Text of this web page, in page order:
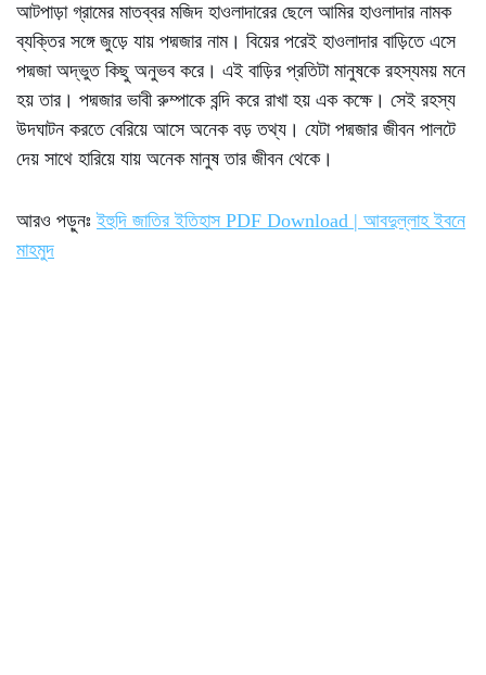
আটপাড়া গ্রামের মাতব্বর মজিদ হাওলাদারের ছেলে আমির হাওলাদার নামক
ব্যক্তির সঙ্গে জুড়ে যায় পদ্মজার নাম। বিয়ের পরেই হাওলাদার বাড়িতে এসে
পদ্মজা অদ্ভুত কিছু অনুভব করে। এই বাড়ির প্রতিটা মানুষকে রহস্যময় মনে
হয় তার। পদ্মজার ভাবী রুম্পাকে বন্দি করে রাখা হয় এক কক্ষে। সেই রহস্য
উদঘাটন করতে বেরিয়ে আসে অনেক বড় তথ্য। যেটা পদ্মজার জীবন পালটে
দেয় সাথে হারিয়ে যায় অনেক মানুষ তার জীবন থেকে।
আরও পড়ুনঃ ইহুদি জাতির ইতিহাস PDF Download | আবদুল্লাহ ইবনে
মাহমুদ